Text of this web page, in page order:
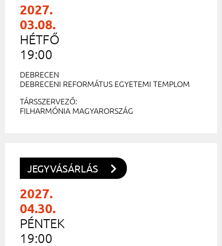
2027.
03.08.
HÉTFŐ
19:00
DEBRECEN
DEBRECENI REFORMÁTUS EGYETEMI TEMPLOM
TÁRSSZERVEZŐ:
FILHARMÓNIA MAGYARORSZÁG
2027.
04.30.
PÉNTEK
19:00
JEGYVÁSÁRLÁS